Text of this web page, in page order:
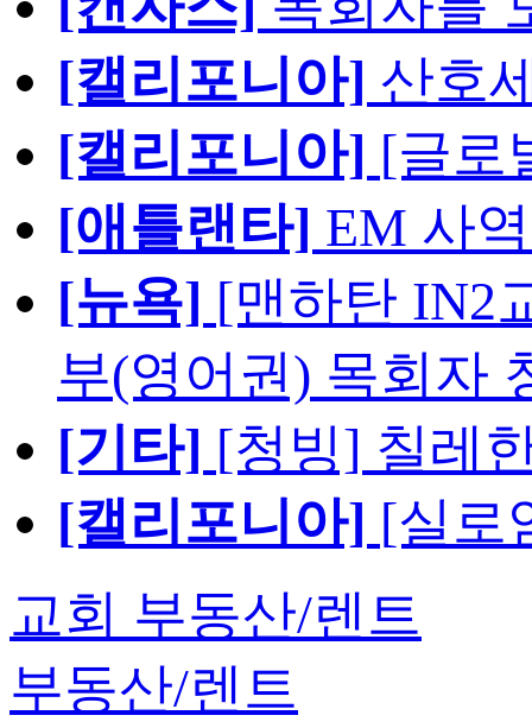
[캘리포니아] 산호
[캘리포니아] [글로
[애틀랜타] EM 사
[뉴욕] [맨하탄 IN2
부(영어권) 목회자
[기타] [청빙] 칠레
[캘리포니아] [실로
교회 부동산/렌트
부동산/렌트